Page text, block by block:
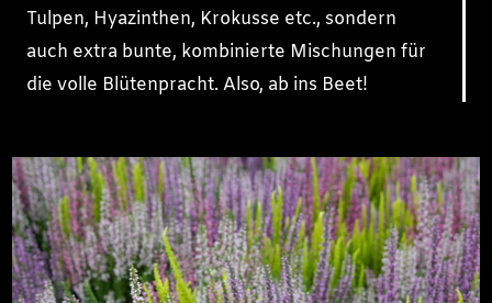
Tulpen, Hyazinthen, Krokusse etc., sondern
auch extra bunte, kombinierte Mischungen für
die volle Blütenpracht. Also, ab ins Beet!